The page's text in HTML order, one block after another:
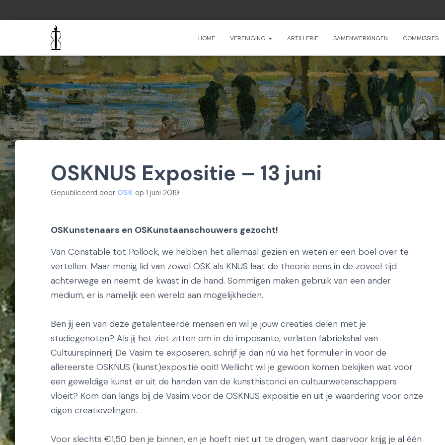
HOME VERENIGING ARTILLERIE SAMENWERKINGEN COMMISSIES
OSKNUS Expositie – 13 juni
Gepubliceerd door OSK op 1 juni 2019
OSKunstenaars en OSKunstaanschouwers gezocht!
Van Constable tot Pollock, we hebben het allemaal gezien en weten er een boel over te
vertellen. Maar menig lid van zowel OSK als KNUS laat de theorie eens in de zoveel tijd
achterwege en neemt de kwast in de hand. Sommigen maken gebruik van een ander
medium, er is namelijk een wereld aan mogelijkheden.
Ben jij een van deze getalenteerde mensen en wil je jouw creaties delen met je
studiegenoten? Als jij het ziet zitten om in de imposante, verlaten fabriekshal van
Cultuurspinnerij De Vasim te exposeren, schrijf je dan nú via het formulier in voor de
allereerste OSKNUS (kunst)expositie ooit! Wellicht wil je gewoon komen bekijken wat voor
een geweldige kunst er uit de handen van de kunsthistorici en cultuurwetenschappers
vloeit? Kom dan langs bij de Vasim voor de OSKNUS expositie en uit je waardering voor onze
eigen creatievelingen.
Voor slechts €1,50 ben je binnen, en je hoeft niet uit te drogen, want daarvoor krijg je al één